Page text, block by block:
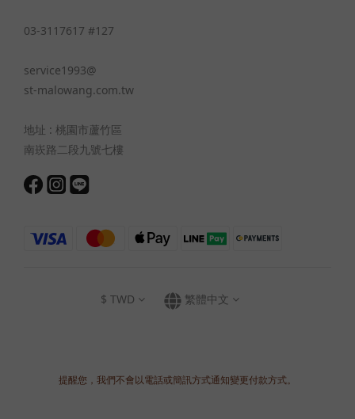
03-3117617 #127
service1993@
st-malowang.com.tw
地址 : 桃園市蘆竹區
南崁路二段九號七樓
$ TWD 繁體中文
提醒您，我們不會以電話或簡訊方式通知變更付款方式。